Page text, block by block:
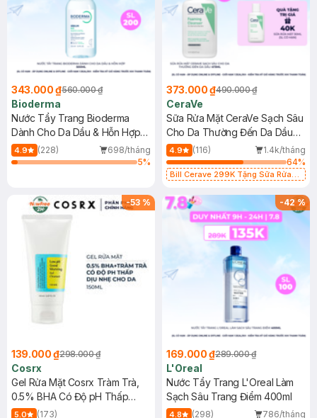
343.000 ₫560.000 ₫
Bioderma
Nước Tẩy Trang Bioderma
Dành Cho Da Dầu & Hỗn Hợp
500ml
4.9 (228)
698/tháng
5%
373.000 ₫490.000 ₫
CeraVe
Sữa Rửa Mặt CeraVe Sạch Sâu
Cho Da Thường Đến Da Dầu
473ml
4.9 (116)
1.4k/tháng
64%
Bill Cerave 299K Tặng Sữa Rửa
-53 %
139.000 ₫298.000 ₫
Cosrx
Gel Rửa Mặt Cosrx Tràm Trà,
0.5% BHA Có Độ pH Thấp
150ml
5.0
(173)
-42%
169.000 ₫289.000 ₫
L'Oreal
Nước Tẩy Trang L'Oreal Làm
Sạch Sâu Trang Điểm 400ml
4.8 (298)
786/tháng